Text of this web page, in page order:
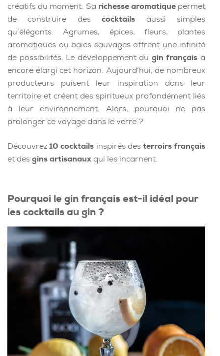
créatifs du moment. Sa richesse aromatiquepermet
de construire descocktails aussi simples
qu’élégants. Agrumes, épices, fleurs, plantes
aromatiques ou baies sauvages offrent une infinité
de possibilités. Le développement du gin français a
encore élargi cet horizon. Aujourd’hui, de nombreux
producteurs puisent leur inspiration dans leur
territoire et créent des spiritueux profondément liés
à leur environnement. Alors, pourquoi ne pas
prolonger ce voyage dans le verre ?
Découvrez10 cocktails inspirés desterroirs français
et desgins artisanauxqui les incarnent.
Pourquoi le gin français est-il idéal pour
les cocktails au gin ?